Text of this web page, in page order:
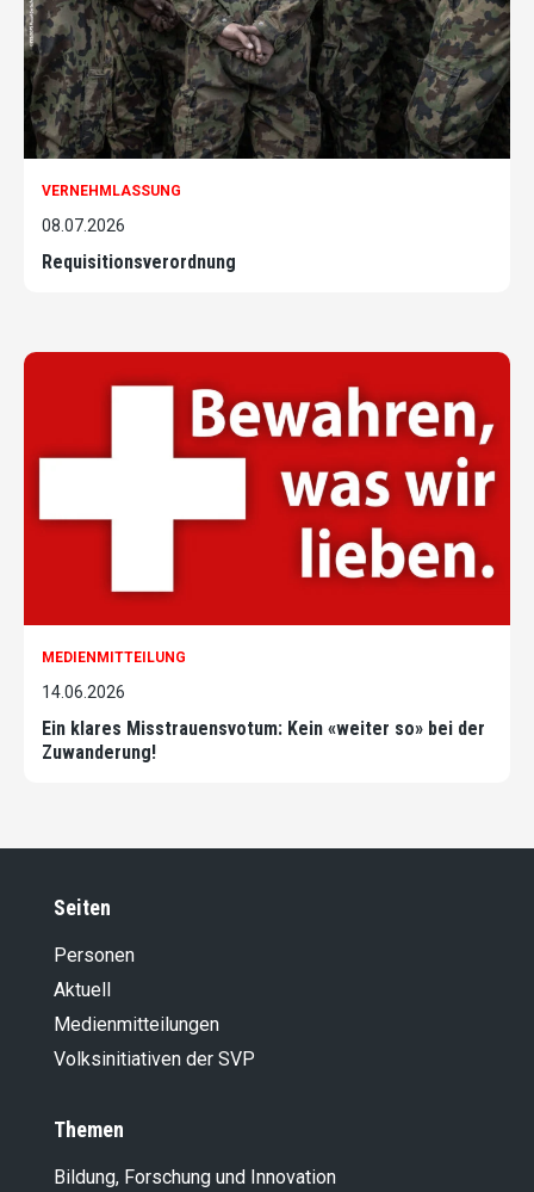
VERNEHMLASSUNG
08.07.2026
Requisitionsverordnung
MEDIENMITTEILUNG
14.06.2026
Ein klares Misstrauensvotum: Kein «weiter so» bei der
Zuwanderung!
Seiten
Personen
Aktuell
Medienmitteilungen
Volksinitiativen der SVP
Themen
Bildung, Forschung und Innovation